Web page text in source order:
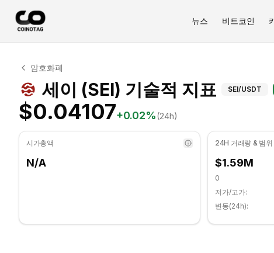
뉴스 비트코인
세이 기술적 분석
세이 현재 $0.04107에 거래되고 있습니다. RSI 지표는
암호화폐
세이 (SEI) 기술적 지표 세이
SEI/USDT
$0.04107+0.02%(24h)
시가총액
N/A
24H 거래량 & 범위
$1.59M
0
저가/고가:
변동(24h):